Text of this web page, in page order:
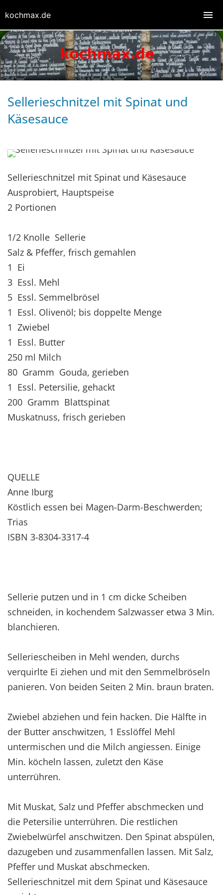
Sellerieschnitzel mit Spinat und
Käsesauce
Sellerieschnitzel mit Spinat und Käsesauce
Ausprobiert, Hauptspeise
2 Portionen
1/2 Knolle Sellerie
Salz & Pfeffer, frisch gemahlen
1 Ei
3 Essl. Mehl
5 Essl. Semmelbrösel
1 Essl. Olivenöl; bis doppelte Menge
1 Zwiebel
1 Essl. Butter
250 ml Milch
80 Gramm Gouda, gerieben
1 Essl. Petersilie, gehackt
200 Gramm Blattspinat
Muskatnuss, frisch gerieben
QUELLE
Anne Iburg
Köstlich essen bei Magen-Darm-Beschwerden;
Trias
ISBN 3-8304-3317-4
Sellerie putzen und in 1 cm dicke Scheiben
schneiden, in kochendem Salzwasser etwa 3 Min.
blanchieren.
Selleriescheiben in Mehl wenden, durchs
verquirlte Ei ziehen und mit den Semmelbröseln
panieren. Von beiden Seiten 2 Min. braun braten.
Zwiebel abziehen und fein hacken. Die Hälfte in
der Butter anschwitzen, 1 Esslöffel Mehl
untermischen und die Milch angiessen. Einige
Min. köcheln lassen, zuletzt den Käse
unterrühren.
Mit Muskat, Salz und Pfeffer abschmecken und
die Petersilie unterrühren. Die restlichen
Zwiebelwürfel anschwitzen. Den Spinat abspülen,
dazugeben und zusammenfallen lassen. Mit Salz,
Pfeffer und Muskat abschmecken.
Sellerieschnitzel mit dem Spinat und Käsesauce
kochmax.de